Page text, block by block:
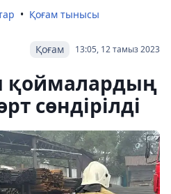
Қоғам тынысы
13:05, 12 тамыз 2023
Қоғам
қоймалардың
сөндірілді